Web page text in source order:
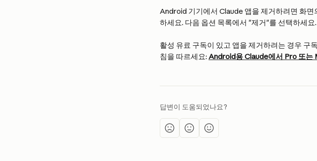
Android 기기에서 Claude 앱을 제거하려면 화
하세요. 다음 옵션 목록에서 "제거"를 선택하세요.
활성 유료 구독이 있고 앱을 제거하려는 경우 구
침을 따르세요: Android용 Claude에서 Pro 또는
답변이 도움되었나요?